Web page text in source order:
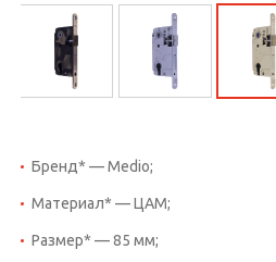
Бренд* — Medio;
Материал* — ЦАМ;
Размер* — 85 мм;